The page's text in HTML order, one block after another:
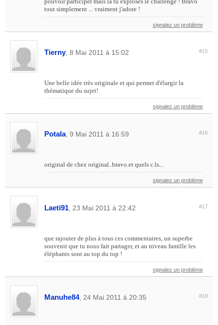
tout simplement ... vraiment j'adore !
signalez un problème
Tierny, 8 Mai 2011 à 15:02 #15
Une belle idée très originale et qui permet d'élargir la
thématique du sujet!
signalez un problème
Potala, 9 Mai 2011 à 16:59 #16
original de chez original..bravo.et quels c.ls...
signalez un problème
Laeti91 , 23 Mai 2011 à 22:42 #17
que rajouter de plus à tous ces commentaires, un superbe
souvenir que tu nous fait partager, et au niveau famille les
éléphants sont au top du top !
signalez un problème
Manuhe84, 24 Mai 2011 à 20:35 #18